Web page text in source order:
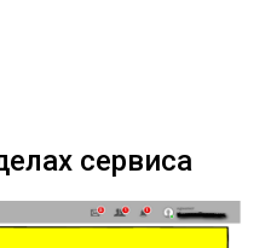
сервиса